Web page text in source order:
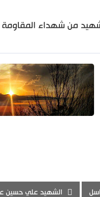
مقتطفات من سيرة شهيد من شهداء
الشهيد علي حسين